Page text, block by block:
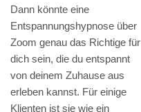
Dann könnte eine
Entspannungshypnose über
Zoom genau das Richtige für
dich sein, die du entspannt
von deinem Zuhause aus
erleben kannst. Für einige
Klienten ist sie wie ein